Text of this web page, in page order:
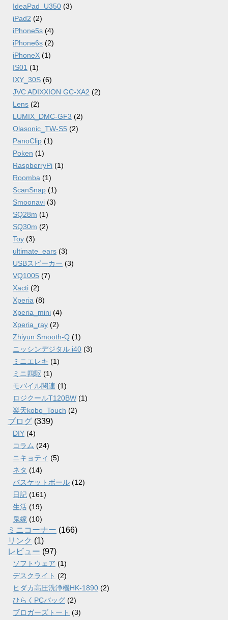
IdeaPad_U350 (3)
iPad2 (2)
iPhone5s (4)
iPhone6s (2)
iPhoneX (1)
IS01 (1)
IXY_30S (6)
JVC ADIXXION GC-XA2 (2)
Lens (2)
LUMIX_DMC-GF3 (2)
Olasonic_TW-S5 (2)
PanoClip (1)
Poken (1)
RaspberryPi (1)
Roomba (1)
ScanSnap (1)
Smoonavi (3)
SQ28m (1)
SQ30m (2)
Toy (3)
ultimate_ears (3)
USBスピーカー (3)
VQ1005 (7)
Xacti (2)
Xperia (8)
Xperia_mini (4)
Xperia_ray (2)
Zhiyun Smooth-Q (1)
ニッシンデジタル i40 (3)
ミニエレキ (1)
ミニ四駆 (1)
モバイル関連 (1)
ロジクールT120BW (1)
楽天kobo_Touch (2)
ブログ (339)
DIY (4)
コラム (24)
ニキョティ (5)
ネタ (14)
バスケットボール (12)
日記 (161)
生活 (19)
鬼嫁 (10)
ミニコーナー (166)
リンク (1)
レビュー (97)
ソフトウェア (1)
デスクライト (2)
ヒダカ高圧洗浄機HK-1890 (2)
ひらくPCバッグ (2)
ブロガーズトート (3)